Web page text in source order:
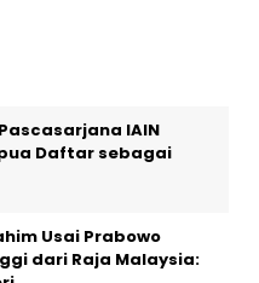
IAIN
Daftar sebagai
Usai Prabowo
dari Raja Malaysia: